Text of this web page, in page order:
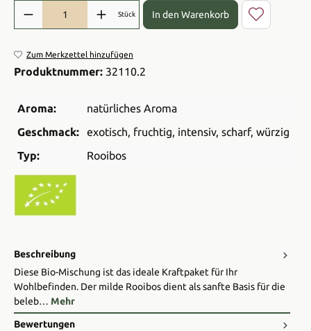
Produkt Anzahl: Gib den gewünschten Wert ein oder benutze die
Stück In den Warenkorb
Zum Merkzettel hinzufügen
Produktnummer: 32110.2
Aroma:
natürliches Aroma
Geschmack:
exotisch, fruchtig, intensiv, scharf, würzig
Typ:
Rooibos
Beschreibung
Diese Bio-Mischung ist das ideale Kraftpaket für Ihr
Wohlbefinden. Der milde Rooibos dient als sanfte Basis für die
beleb… Mehr
Bewertungen